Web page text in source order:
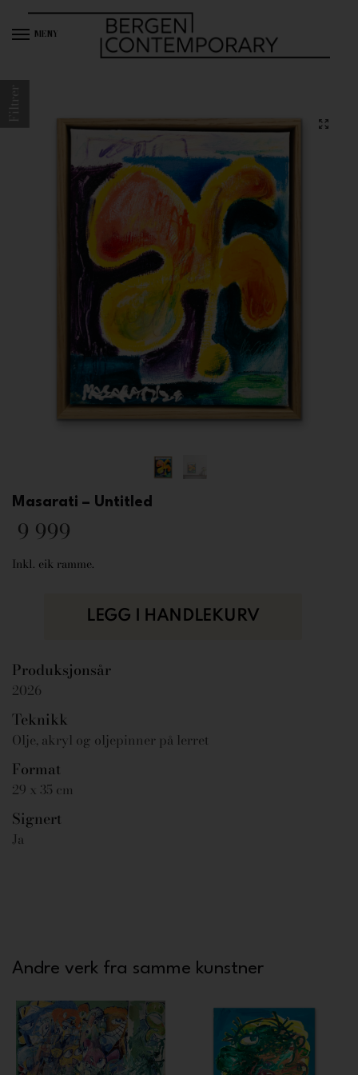
MENY
Masarati – Untitled
9 999
Inkl. eik ramme.
LEGG I HANDLEKURV
Produksjonsår
2026
Teknikk
Olje, akryl og oljepinner på lerret
Format
29 x 35 cm
Signert
Ja
Andre verk fra samme kunstner
Filtrer